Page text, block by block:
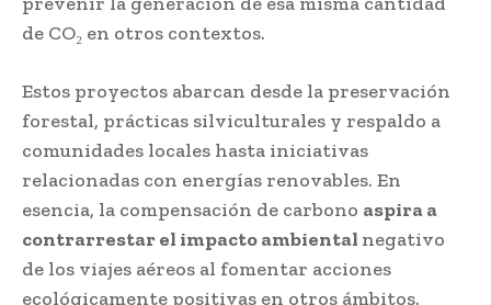
de CO₂ en otros contextos.
Estos proyectos abarcan desde la preservación
forestal, prácticas silviculturales y respaldo a
comunidades locales hasta iniciativas
relacionadas con energías renovables. En
esencia, la compensación de carbono aspira a
contrarrestar el impacto ambiental negativo
de los viajes aéreos al fomentar acciones
ecológicamente positivas en otros ámbitos.